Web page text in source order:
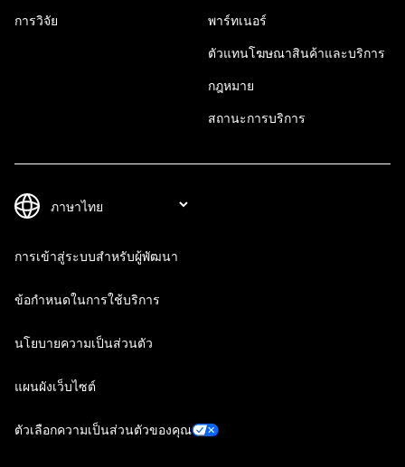
การวิจัย พาร์ทเนอร์
ตัวแทนโฆษณาสินค้าและบริการ
กฎหมาย
สถานะการบริการ
การเข้าสู่ระบบสำหรับผู้พัฒนา
ข้อกำหนดในการใช้บริการ
นโยบายความเป็นส่วนตัว
แผนผังเว็บไซต์
ตัวเลือกความเป็นส่วนตัวของคุณ